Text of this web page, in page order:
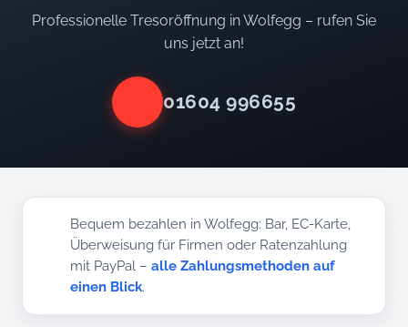
Professionelle Tresoröffnung in Wolfegg – rufen Sie
uns jetzt an!
01604 996655
Bequem bezahlen in Wolfegg: Bar, EC-Karte,
Überweisung für Firmen oder Ratenzahlung
mit PayPal –alle Zahlungsmethoden auf
einen Blick.